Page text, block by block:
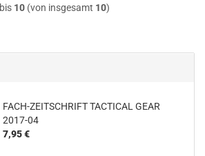
bis 10(von insgesamt 10)
FACH-ZEITSCHRIFT TACTICAL GEAR
2017-04
7,95 €